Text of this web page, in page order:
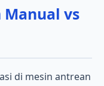
Manual vs
di mesin antrean